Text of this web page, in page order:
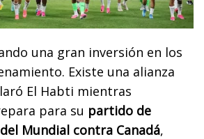
una gran inversión en los
Existe una alianza
El Habti mientras
para su partido de
Mundial contra Canadá,